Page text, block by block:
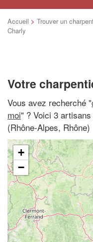
Accueil > Trouver un
Charly
Votre
Vous avez recherché "
moi" ? Voici 3
(Rhône-Alpes, Rhône)
+
−